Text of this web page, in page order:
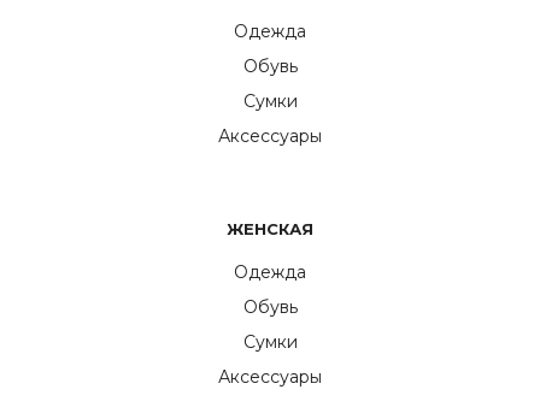
Одежда
Обувь
Сумки
Аксессуары
ЖЕНСКАЯ
Одежда
Обувь
Сумки
Аксессуары